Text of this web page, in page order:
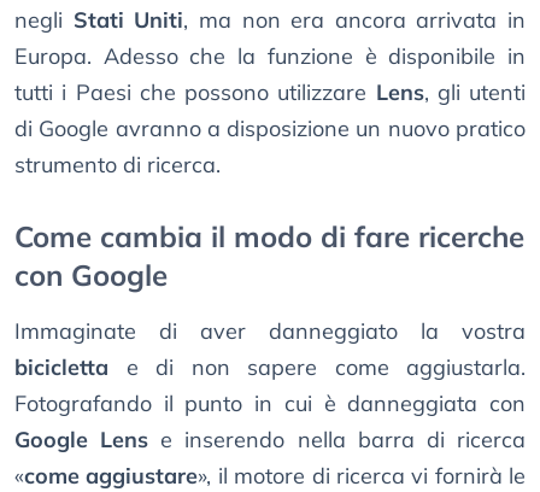
negli Stati Uniti, ma non era ancora arrivata in
Europa. Adesso che la funzione è disponibile in
tutti i Paesi che possono utilizzare Lens, gli utenti
di Google avranno a disposizione un nuovo pratico
strumento di ricerca.
Come cambia il modo di fare ricerche
con Google
Immaginate di aver danneggiato la vostra
bicicletta e di non sapere come aggiustarla.
Fotografando il punto in cui è danneggiata con
Google Lens e inserendo nella barra di ricerca
«come aggiustare», il motore di ricerca vi fornirà le